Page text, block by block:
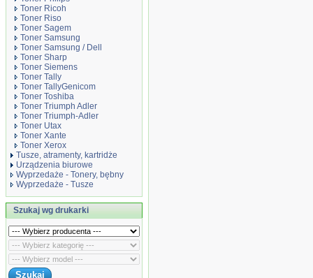
Toner Ricoh
Toner Riso
Toner Sagem
Toner Samsung
Toner Samsung / Dell
Toner Sharp
Toner Siemens
Toner Tally
Toner TallyGenicom
Toner Toshiba
Toner Triumph Adler
Toner Triumph-Adler
Toner Utax
Toner Xante
Toner Xerox
Tusze, atramenty, kartridże
Urządzenia biurowe
Wyprzedaże - Tonery, bębny
Wyprzedaże - Tusze
Szukaj wg drukarki